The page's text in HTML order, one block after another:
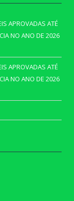
APROVADAS ATÉ
NO ANO DE 2026
APROVADAS ATÉ
NO ANO DE 2026